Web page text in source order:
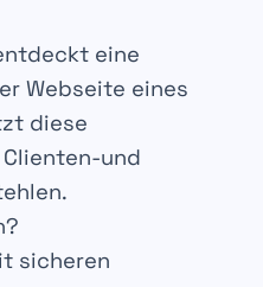
eine
Webseite eines
diese
Clienten-und
sicheren